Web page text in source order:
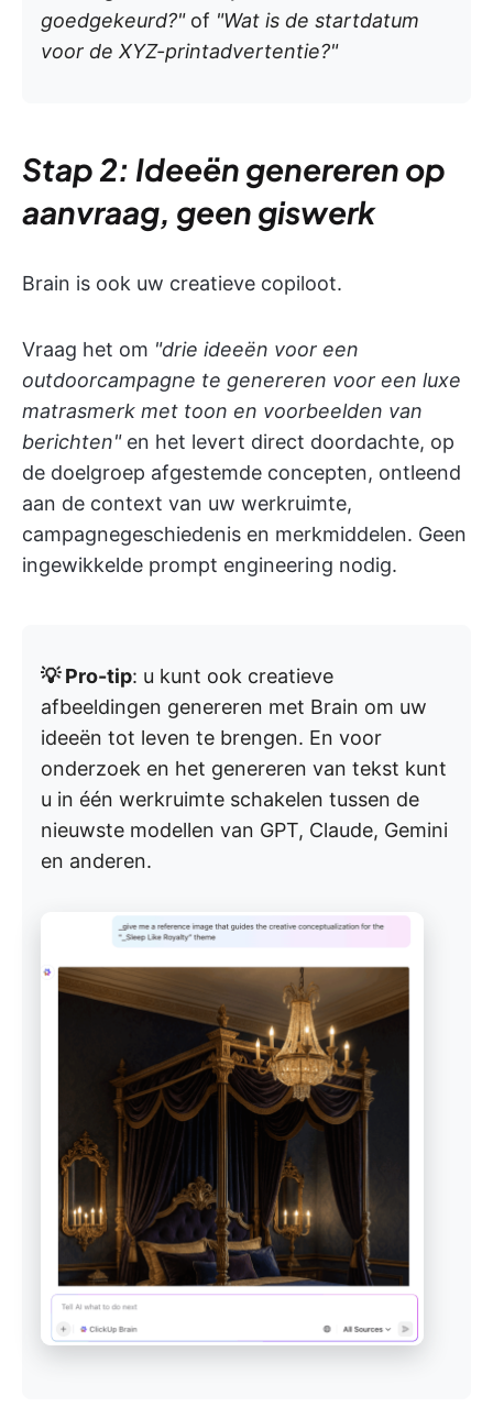
goedgekeurd?"of "Wat is de startdatum
voor de XYZ-printadvertentie?"
Stap 2: Ideeën genereren op
aanvraag, geen giswerk
Brain is ook uw creatieve copiloot.
Vraag het om "drie ideeën voor een
outdoorcampagne te genereren voor een luxe
matrasmerk met toon en voorbeelden van
berichten"en het levert direct doordachte, op
de doelgroep afgestemde concepten, ontleend
aan de context van uw werkruimte,
campagnegeschiedenis en merkmiddelen. Geen
ingewikkelde prompt engineering nodig.
💡 Pro-tip: u kunt ook creatieve
afbeeldingen genereren met Brain om uw
ideeën tot leven te brengen. En voor
onderzoek en het genereren van tekst kunt
u in één werkruimte schakelen tussen de
nieuwste modellen van GPT, Claude, Gemini
en anderen.